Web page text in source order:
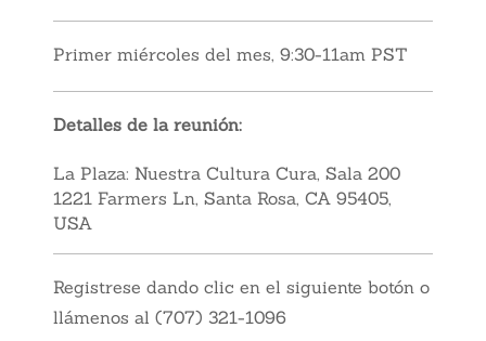
Primer miércoles del mes, 9:30-11am PST
Detalles de la reunión:
La Plaza: Nuestra Cultura Cura, Sala 200
1221 Farmers Ln, Santa Rosa, CA 95405,
USA
Registrese dando clic en el siguiente botón o
llámenos al (707) 321-1096